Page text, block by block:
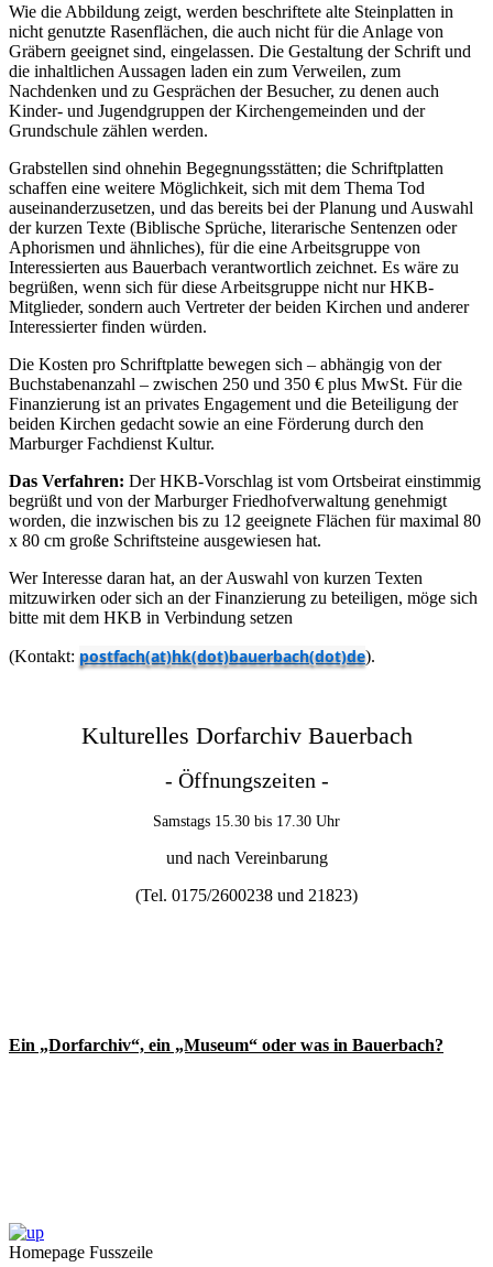
Wie die Abbildung zeigt, werden beschriftete alte Steinplatten in
nicht genutzte Rasenflächen, die auch nicht für die Anlage von
Gräbern geeignet sind, eingelassen. Die Gestaltung der Schrift und
die inhaltlichen Aussagen laden ein zum Verweilen, zum
Nachdenken und zu Gesprächen der Besucher, zu denen auch
Kinder- und Jugendgruppen der Kirchengemeinden und der
Grundschule zählen werden.
Grabstellen sind ohnehin Begegnungsstätten; die Schriftplatten
schaffen eine weitere Möglichkeit, sich mit dem Thema Tod
auseinanderzusetzen, und das bereits bei der Planung und Auswahl
der kurzen Texte (Biblische Sprüche, literarische Sentenzen oder
Aphorismen und ähnliches), für die eine Arbeitsgruppe von
Interessierten aus Bauerbach verantwortlich zeichnet. Es wäre zu
begrüßen, wenn sich für diese Arbeitsgruppe nicht nur HKB-
Mitglieder, sondern auch Vertreter der beiden Kirchen und anderer
Interessierter finden würden.
Die Kosten pro Schriftplatte bewegen sich – abhängig von der
Buchstabenanzahl – zwischen 250 und 350 € plus MwSt. Für die
Finanzierung ist an privates Engagement und die Beteiligung der
beiden Kirchen gedacht sowie an eine Förderung durch den
Marburger Fachdienst Kultur.
Das Verfahren: Der HKB-Vorschlag ist vom Ortsbeirat einstimmig
begrüßt und von der Marburger Friedhofverwaltung genehmigt
worden, die inzwischen bis zu 12 geeignete Flächen für maximal 80
x 80 cm große Schriftsteine ausgewiesen hat.
Wer Interesse daran hat, an der Auswahl von kurzen Texten
mitzuwirken oder sich an der Finanzierung zu beteiligen, möge sich
bitte mit dem HKB in Verbindung setzen
(Kontakt: postfach(at)hk(dot)bauerbach(dot)de).
Kulturelles Dorfarchiv Bauerbach
- Öffnungszeiten -
Samstags 15.30 bis 17.30 Uhr
und nach Vereinbarung
(Tel. 0175/2600238 und 21823)
Ein „Dorfarchiv“, ein „Museum“ oder was in Bauerbach?
Homepage Fusszeile